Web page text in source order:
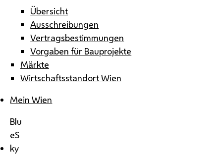
Übersicht
Ausschreibungen
Vertragsbestimmungen
Vorgaben für Bauprojekte
Märkte
Wirtschaftsstandort Wien
Mein Wien
Blu
eS
ky